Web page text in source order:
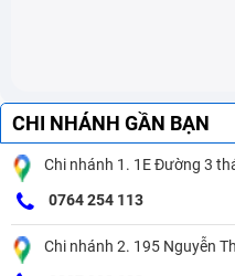
CHI NHÁNH GẦN BẠN
Chi nhánh 1. 1E Đường 3
0764 254 113
Chi nhánh 2. 195 Nguyễn